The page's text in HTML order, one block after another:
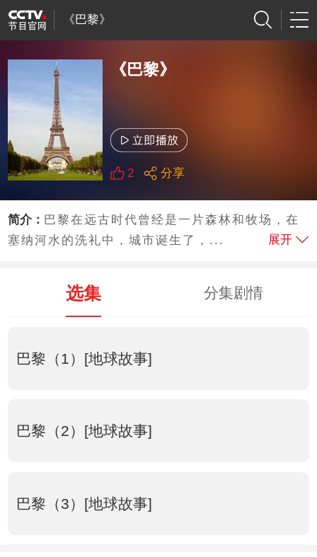
《巴黎》
《巴黎》
2 分享
简介： 巴黎在远古时代曾经是一片森林和牧场，在
塞纳河水的洗礼中，城市诞生了，...
展开
选集 分集剧情
巴黎（1）[地球故事]
巴黎（2）[地球故事]
巴黎（3）[地球故事]